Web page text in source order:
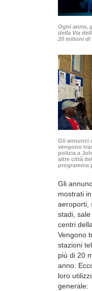
Ogni anno,
della Via
20 milioni di
Gli annunci
vengono
polizia a
altre città
programma
Gli
mostrati
aeroporti,
stadi,
centri
Vengono
stazioni
più di 20
anno.
loro
generale: